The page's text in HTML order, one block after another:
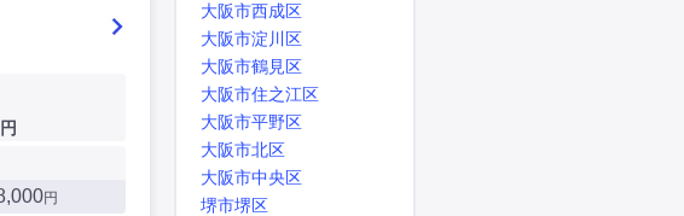
円
円
大阪市西成区
大阪市淀川区
大阪市鶴見区
大阪市住之江区
大阪市平野区
大阪市北区
大阪市中央区
堺市堺区